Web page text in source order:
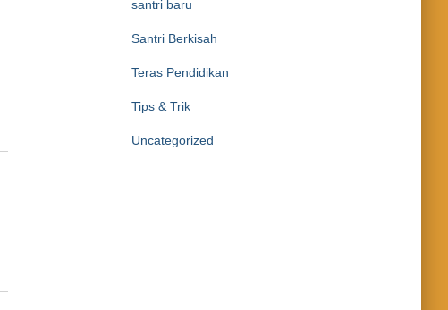
santri baru
Santri Berkisah
Teras Pendidikan
Tips & Trik
Uncategorized